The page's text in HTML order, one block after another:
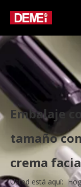
Embalaje
tamaño
crema
Usted está aquí: